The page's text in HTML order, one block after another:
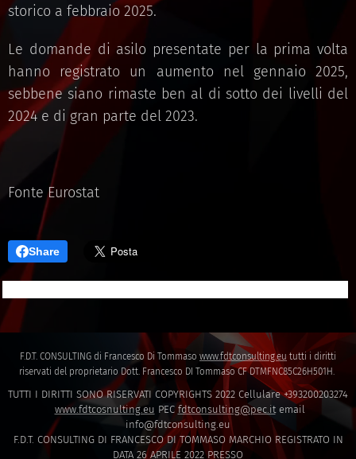
storico a febbraio 2025.
Le domande di asilo presentate per la prima volta
hanno registrato un aumento nel gennaio 2025,
sebbene siano rimaste ben al di sotto dei livelli del
2024 e di gran parte del 2023.
Fonte Eurostat
Share
F.D.T. CONSULTING di Francesco Di Tommaso www.fdtconsulting.eu tutti i diritti
riservati del proprietario Dott. Francesco DI Tommaso CF DTMFNC85C26H501H.
TUTTI I DIRITTI SONO RISERVATI COPYRIGHTS 2022 Cellulare +393200203274
www.fdtcosnulting.eu PEC fdtconsulting@pec.itemail
info@fdtconsulting.eu
F.D.T. CONSULTING DI FRANCESCO DI TOMMASO MARCHIO REGISTRATO IN
DATA 26 APRILE 2022 PRESSO